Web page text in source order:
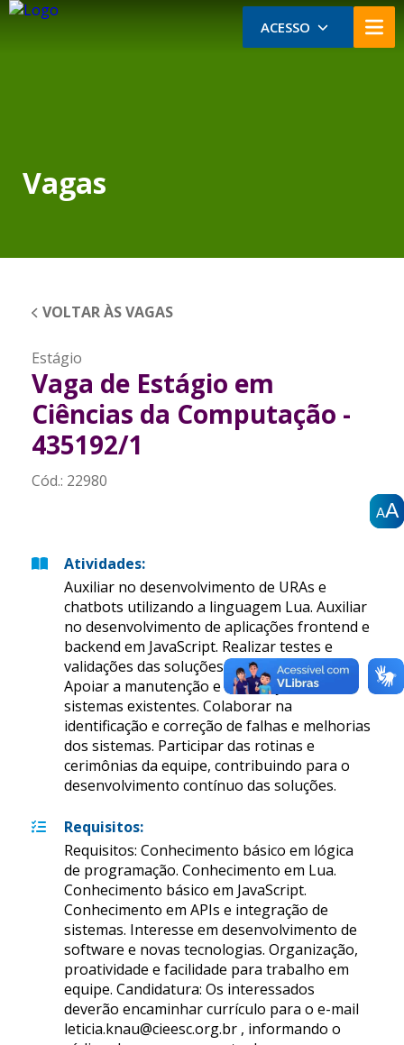
AA
AA
AA
ACESSO
Vagas
VOLTAR ÀS VAGAS
Estágio
Vaga de Estágio em
Ciências da Computação -
435192/1
Cód.: 22980
Atividades:
Auxiliar no desenvolvimento de URAs e
chatbots utilizando a linguagem Lua. Auxiliar
no desenvolvimento de aplicações frontend e
backend em JavaScript. Realizar testes e
validações das soluções desenvolvidas.
Apoiar a manutenção e a evolução de
sistemas existentes. Colaborar na
identificação e correção de falhas e melhorias
dos sistemas. Participar das rotinas e
cerimônias da equipe, contribuindo para o
desenvolvimento contínuo das soluções.
Requisitos:
Requisitos: Conhecimento básico em lógica
de programação. Conhecimento em Lua.
Conhecimento básico em JavaScript.
Conhecimento em APIs e integração de
sistemas. Interesse em desenvolvimento de
software e novas tecnologias. Organização,
proatividade e facilidade para trabalho em
equipe. Candidatura: Os interessados
deverão encaminhar currículo para o e-mail
leticia.knau@cieesc.org.br , informando o